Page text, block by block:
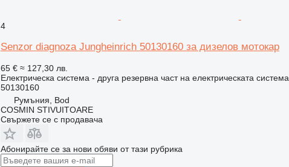
4
Senzor diagnoza Jungheinrich 50130160 за дизелов мотокар
65 € ≈ 127,30 лв.
Електрическа система - друга резервна част на електрическата система
50130160
Румъния, Bod
COSMIN STIVUITOARE
Свържете се с продавача
Абонирайте се за нови обяви от тази рубрика